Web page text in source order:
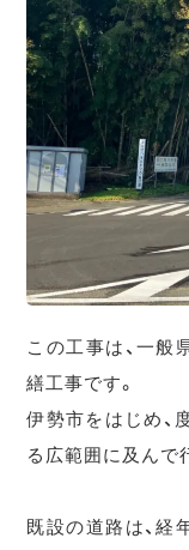
この工事は、一般
繕工事です。
伊勢市をはじめ、
る広範囲に及んで
既設の道路は、経